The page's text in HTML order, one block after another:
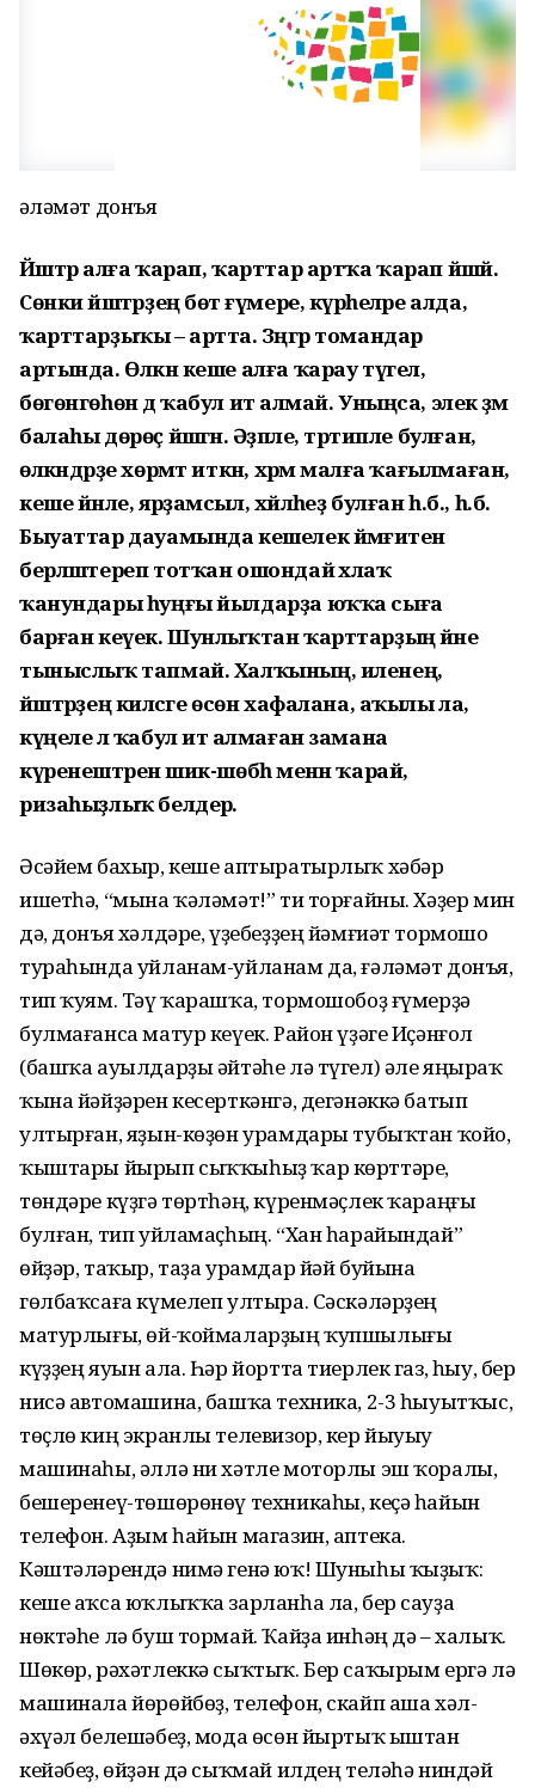
Ғәләмәт донъя
Йәштәр алға ҡарап, ҡарттар артҡа ҡарап йәшәй.
Сөнки йәштәрҙең бөтә ғүмере, күрәһеләре алда,
ҡарттарҙыҡы – артта. Зәңгәр томандар
артында. Өлкән кеше алға ҡарау түгел,
бөгөнгөһөн дә ҡабул итә алмай. Уныңса, элек әҙәм
балаһы дөрөҫ йәшәгән. Әҙәпле, тәртипле булған,
өлкәндәрҙе хөрмәт иткән, хәрәм малға ҡағылмаған,
кеше йәнле, ярҙамсыл, хәйләһеҙ булған һ.б., һ.б.
Быуаттар дауамында кешелек йәмғиәтен
берләштереп тотҡан ошондай әхлаҡ
ҡанундары һуңғы йылдарҙа юҡҡа сыға
барған кеүек. Шунлыҡтан ҡарттарҙың йәне
тыныслыҡ тапмай. Халҡының, иленең,
йәштәрҙең киләсәге өсөн хафалана, аҡылы ла,
күңеле лә ҡабул итә алмаған замана
күренештәренә шик-шөбһә менән ҡарай,
ризаһыҙлыҡ белдерә.
Әсәйем бахыр, кеше аптыратырлыҡ хәбәр
ишетһә, “мына ҡәләмәт!” ти торғайны. Хәҙер мин
дә, донъя хәлдәре, үҙебеҙҙең йәмғиәт тормошо
тураһында уйланам-уйланам да, ғәләмәт донъя,
тип ҡуям. Тәү ҡарашҡа, тормошобоҙ ғүмерҙә
булмағанса матур кеүек. Район үҙәге Иҫәнғол
(башҡа ауылдарҙы әйтәһе лә түгел) әле яңыраҡ
ҡына йәйҙәрен кесерткәнгә, дегәнәккә батып
ултырған, яҙын-көҙөн урамдары тубыҡтан ҡойо,
ҡыштары йырып сыҡҡыһыҙ ҡар көрттәре,
төндәре күҙгә төртһәң, күренмәҫлек ҡараңғы
булған, тип уйламаҫһың. “Хан һарайындай”
өйҙәр, таҡыр, таҙа урамдар йәй буйына
гөлбаҡсаға күмелеп ултыра. Сәскәләрҙең
матурлығы, өй-ҡоймаларҙың ҡупшылығы
күҙҙең яуын ала. Һәр йортта тиерлек газ, һыу, бер
нисә автомашина, башҡа техника, 2-3 һыуытҡыс,
төҫлө киң экранлы телевизор, кер йыуыу
машинаһы, әллә ни хәтле моторлы эш ҡоралы,
бешеренеү-төшөрөнөү техникаһы, кеҫә һайын
телефон. Аҙым һайын магазин, аптека.
Кәштәләрендә нимә генә юҡ! Шуныһы ҡыҙыҡ:
кеше аҡса юҡлыҡҡа зарланһа ла, бер сауҙа
нөктәһе лә буш тормай. Ҡайҙа инһәң дә – халыҡ.
Шөкөр, рәхәтлеккә сыҡтыҡ. Бер саҡырым ергә лә
машинала йөрөйбөҙ, телефон, скайп аша хәл-
әхүәл белешәбеҙ, мода өсөн йыртыҡ ыштан
кейәбеҙ, өйҙән дә сыҡмай илдең теләһә ниндәй